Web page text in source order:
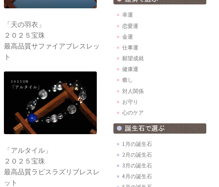
「天の羽衣」
２０２５宝珠
最高品質サファイアブレスレッ
ト
「アルタイル」
２０２５宝珠
最高品質ラピスラズリブレスレ
ット
幸運
恋愛運
金運
仕事運
願望成就
健康運
癒し
対人関係
お守り
心のケア
1月の誕生石
2月の誕生石
3月の誕生石
4月の誕生石